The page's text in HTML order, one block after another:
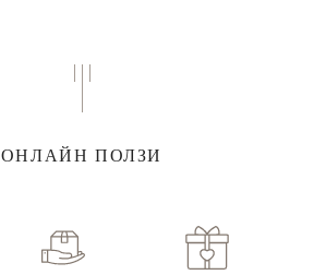
ОНЛАЙН ПОЛЗИ